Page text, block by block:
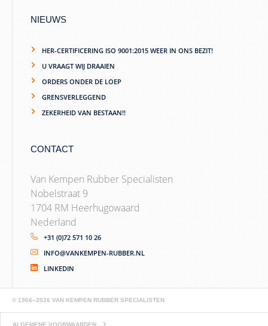
NIEUWS
HER-CERTIFICERING ISO 9001:2015 WEER IN ONS BEZIT!
U VRAAGT WIJ DRAAIEN
ORDERS ONDER DE LOEP
GRENSVERLEGGEND
ZEKERHEID VAN BESTAAN!!
CONTACT
Van Kempen Rubber Specialisten
Nobelstraat 9
1704 RM Heerhugowaard
Nederland
+31 (0)72 571 10 26
INFO@VANKEMPEN-RUBBER.NL
LINKEDIN
© 1966–2026 VAN KEMPEN RUBBER SPECIALISTEN
ALGEMENE VOORWAARDEN